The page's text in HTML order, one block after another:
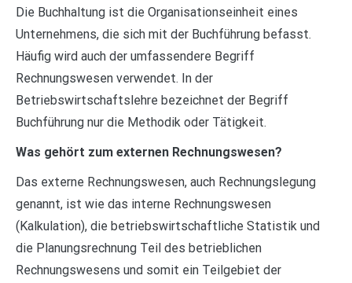
Die Buchhaltung ist die Organisationseinheit eines
Unternehmens, die sich mit der Buchführung befasst.
Häufig wird auch der umfassendere Begriff
Rechnungswesen verwendet. In der
Betriebswirtschaftslehre bezeichnet der Begriff
Buchführung nur die Methodik oder Tätigkeit.
Was gehört zum externen Rechnungswesen?
Das externe Rechnungswesen, auch Rechnungslegung
genannt, ist wie das interne Rechnungswesen
(Kalkulation), die betriebswirtschaftliche Statistik und
die Planungsrechnung Teil des betrieblichen
Rechnungswesens und somit ein Teilgebiet der